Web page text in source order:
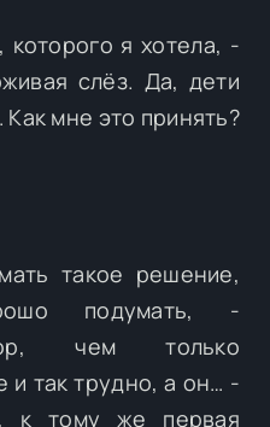
я хотела, -
слёз. Да, дети
мне это принять?
такое решение,
подумать, -
чем только
так трудно, а он… -
к тому же первая